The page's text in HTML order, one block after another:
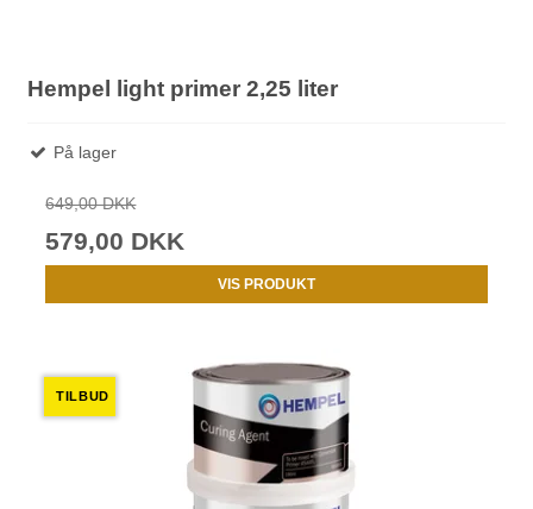
Hempel light primer 2,25 liter
På lager
649,00 DKK
579,00 DKK
VIS PRODUKT
TILBUD